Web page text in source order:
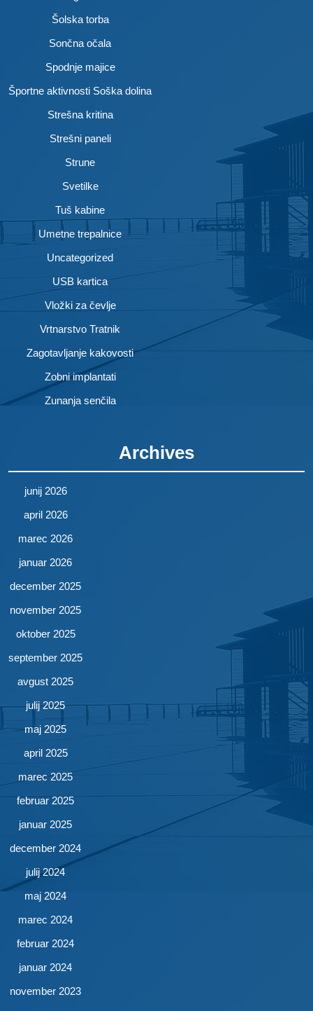
Šolska torba
Sončna očala
Spodnje majice
Športne aktivnosti Soška dolina
Strešna kritina
Strešni paneli
Strune
Svetilke
Tuš kabine
Umetne trepalnice
Uncategorized
USB kartica
Vložki za čevlje
Vrtnarstvo Tratnik
Zagotavljanje kakovosti
Zobni implantati
Zunanja senčila
Archives
junij 2026
april 2026
marec 2026
januar 2026
december 2025
november 2025
oktober 2025
september 2025
avgust 2025
julij 2025
maj 2025
april 2025
marec 2025
februar 2025
januar 2025
december 2024
julij 2024
maj 2024
marec 2024
februar 2024
januar 2024
november 2023